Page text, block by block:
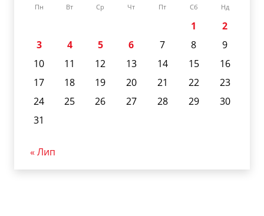
Пн Вт Ср Чт Пт Сб Нд
1
2
3
4 5 6 7 8
9
10
11 12 13 14 15
16
17
18 19 20 21 22
23
24
25 26 27 28 29
30
31
« Лип